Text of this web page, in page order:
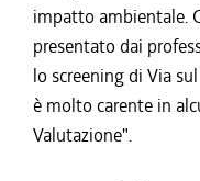
impatto ambientale.
presentato dai
lo screening di Via
è molto carente in
Valutazione".